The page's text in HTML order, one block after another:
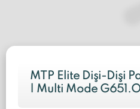
MTP Elite Dişi-Dişi
| Multi Mode